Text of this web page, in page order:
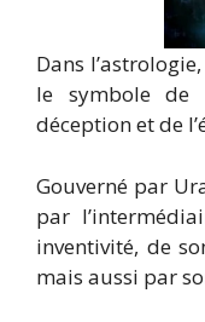
Dans
le symbole
déception et de
Gouverné par
par
inventivité, de
mais aussi par